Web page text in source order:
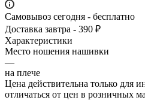
Самовывоз сегодня - бесплатно
Доставка завтра - 390 ₽
Характеристики
Место ношения нашивки
—
на плече
Цена действительна только для
отличаться от цен в розничных